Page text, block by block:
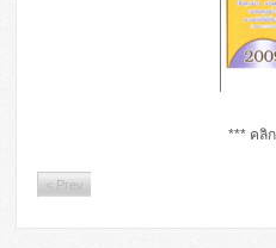
*** คลิ
< Prev